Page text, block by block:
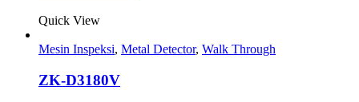
Quick View
Mesin Inspeksi, Metal Detector, Walk Through
ZK-D3180V